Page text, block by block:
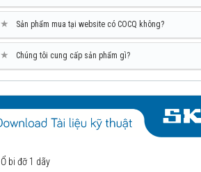
★ Sản phẩm mua tại website có COCQ không?
★ Chúng tôi cung cấp sản phẩm gì?
Ổ bi đỡ 1 dãy